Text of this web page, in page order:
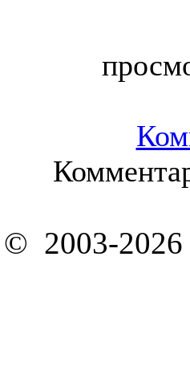
2003-2026